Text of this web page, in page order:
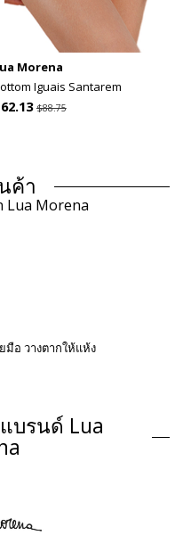
Morena
Iguais Santarem
$88.75
ค้า
Lua Morena
มือ วางตากให้แห้ง
ภัณฑ์
(ไม่รวมอุปกรณ์เสริมอื่น ๆ)
บรนด์ Lua